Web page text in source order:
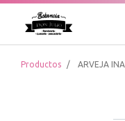
Productos ARVEJA